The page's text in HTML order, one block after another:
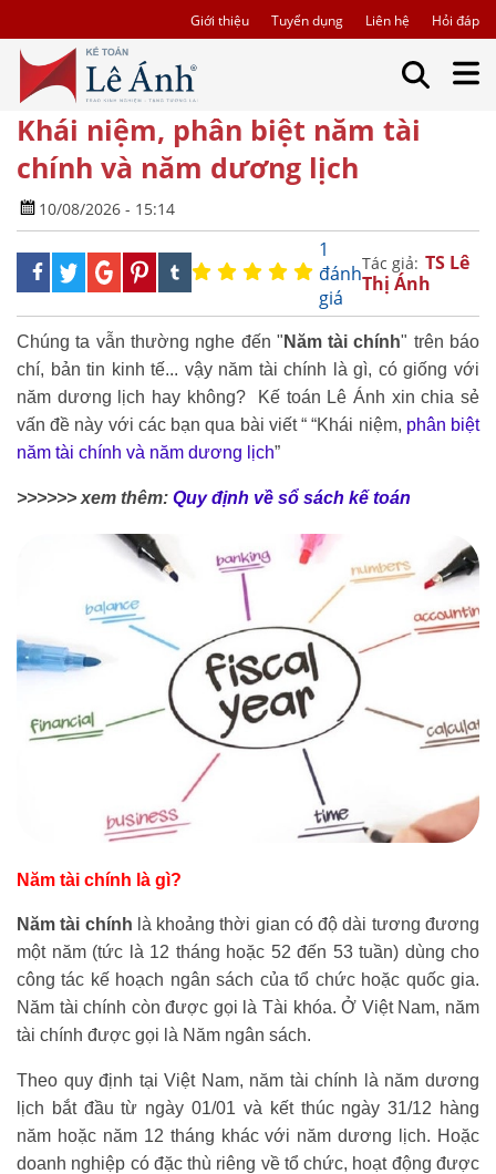
Giới thiệu Tuyển dụng Liên hệ Hỏi đáp
Khái niệm, phân biệt năm tài
chính và năm dương lịch
10/08/2026 - 15:14
1
đánh
giá
Tác giả: TS Lê
Thị Ánh
Chúng ta vẫn thường nghe đến " Năm tài chính" trên báo
chí, bản tin kinh tế... vậy năm tài chính là gì, có giống với
năm dương lịch hay không? Kế toán Lê Ánh xin chia sẻ
vấn đề này với các bạn qua bài viết “ “Khái niệm, phân biệt
năm tài chính và năm dương lịch”
>>>>>> xem thêm: Quy định về sổ sách kế toán
Năm tài chính là gì?
Năm tài chính là khoảng thời gian có độ dài tương đương
một năm (tức là 12 tháng hoặc 52 đến 53 tuần) dùng cho
công tác kế hoạch ngân sách của tổ chức hoặc quốc gia.
Năm tài chính còn được gọi là Tài khóa. Ở Việt Nam, năm
tài chính được gọi là Năm ngân sách.
Theo quy định tại Việt Nam, năm tài chính là năm dương
lịch bắt đầu từ ngày 01/01 và kết thúc ngày 31/12 hàng
năm hoặc năm 12 tháng khác với năm dương lịch. Hoặc
doanh nghiệp có đặc thù riêng về tổ chức, hoạt động được